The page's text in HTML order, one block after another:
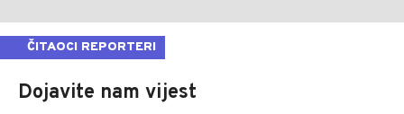
ČITAOCI REPORTERI
Dojavite nam vijest